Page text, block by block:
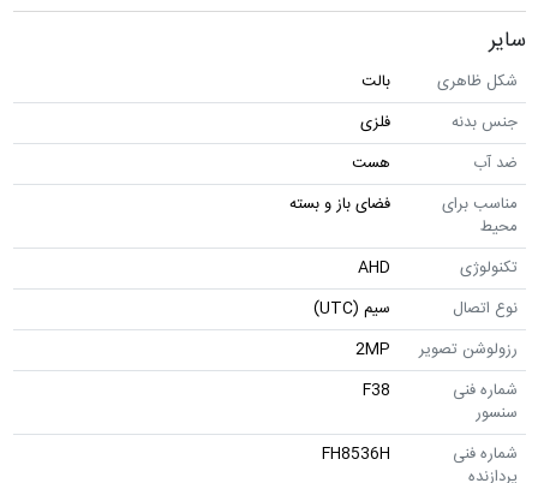
سایر
شکل ظاهری
بالت
جنس بدنه
فلزی
ضد آب
هست
مناسب برای
محیط
فضای باز و بسته
تکنولوژی
AHD
نوع اتصال
سیم (UTC)
رزولوشن تصویر
2MP
شماره فنی
سنسور
F38
شماره فنی
پردازنده
FH8536H